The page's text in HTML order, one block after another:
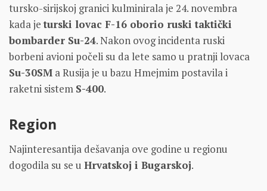
tursko-sirijskoj granici kulminirala je 24. novembra
kada jeturski lovac F-16 oborio ruski taktički
bombarder Su-24. Nakon ovog incidenta ruski
borbeni avioni počeli su da lete samo u pratnji lovaca
Su-30SM a Rusija je u bazu Hmejmim postavila i
raketni sistem S-400.
Region
Najinteresantija dešavanja ove godine u regionu
dogodila su se u Hrvatskoj i Bugarskoj.